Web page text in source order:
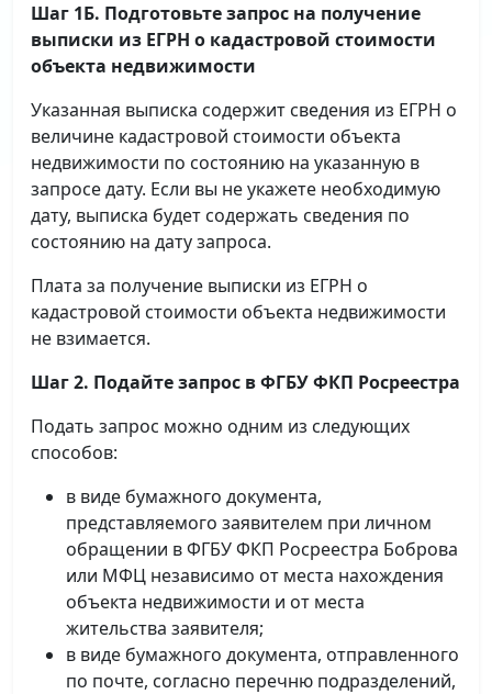
Шаг 1Б. Подготовьте запрос на получение
выписки из ЕГРН о кадастровой стоимости
объекта недвижимости
Указанная выписка содержит сведения из ЕГРН о
величине кадастровой стоимости объекта
недвижимости по состоянию на указанную в
запросе дату. Если вы не укажете необходимую
дату, выписка будет содержать сведения по
состоянию на дату запроса.
Плата за получение выписки из ЕГРН о
кадастровой стоимости объекта недвижимости
не взимается.
Шаг 2. Подайте запрос в ФГБУ ФКП Росреестра
Подать запрос можно одним из следующих
способов:
в виде бумажного документа,
представляемого заявителем при личном
обращении в ФГБУ ФКП Росреестра Боброва
или МФЦ независимо от места нахождения
объекта недвижимости и от места
жительства заявителя;
в виде бумажного документа, отправленного
по почте, согласно перечню подразделений,